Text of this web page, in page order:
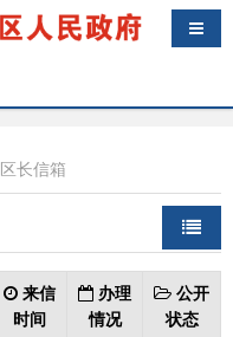
导航
区长信箱
来信
时间
办理
情况
公开
状态